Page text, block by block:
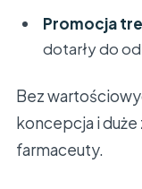
Promocja
dotarły do
Bez
koncepcja i
farmaceuty.